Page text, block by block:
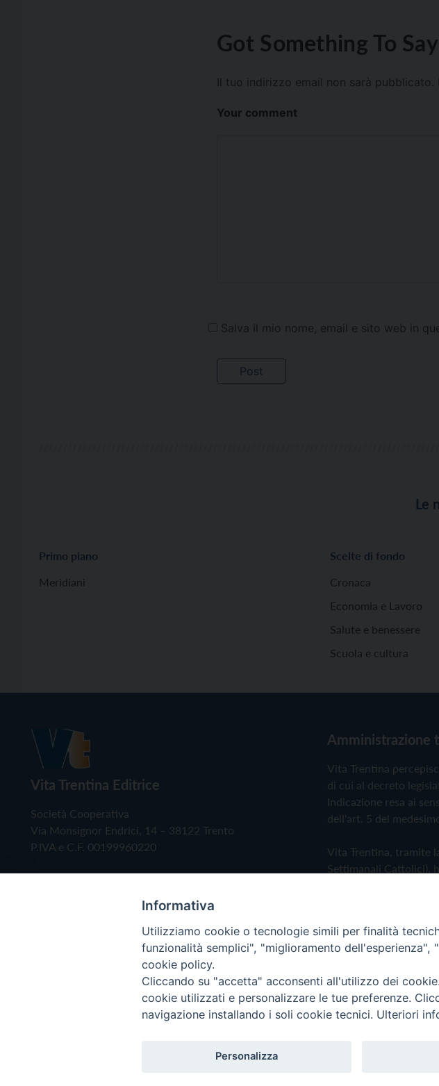
Got Something To
Il tuo indirizzo email non sarà pubblicato.
Your comment
Salva il mio nome, email e sito web in
Le
Primo piano
Meridiani
Scelte di fondo
Cronaca
Economia e Lavoro
Salute e benessere
Scuola e cultura
Vita Trentina Editrice
Società Cooperativa
Via Monsignor Endrici, 14 – 38122 Trento
P.IVA e C.F. 00199960220
Amministrazione
Vita Trentina
di cui al decreto
Indicazione resa ai
dell'art. 5 del
Vita Trentina, tramite
Settimanali Cattolici),
Privacy Policy
Copyright © 2019 - Tutti i diritti riservati - Vita Trentina Editrice
Informativa
Utilizziamo cookie o tecnologie simili per finalità
funzionalità semplici", "miglioramento
cookie policy.
Cliccando su "accetta" acconsenti all'utilizzo dei
cookie utilizzati e personalizzare le tue preferenze.
navigazione installando i soli cookie tecnici. Ulteriori
Personalizza